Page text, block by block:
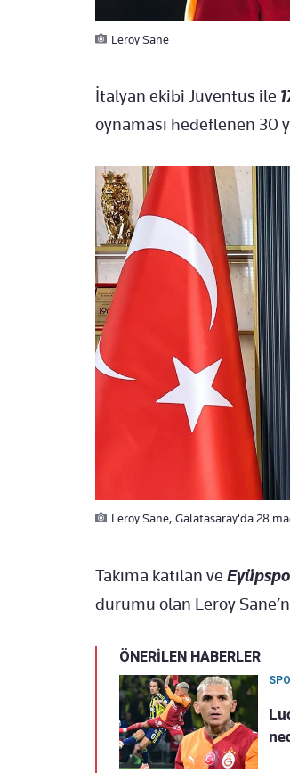
Leroy Sane
İtalyan ekibi Juventus ile
oynaması hedeflenen 30
Leroy Sane, Galatasaray'da 28
Takıma katılan ve
durumu olan Leroy
ÖNERİLEN HABERLER